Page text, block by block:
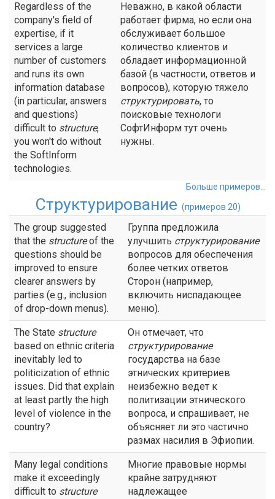
Regardless of the
company's field of
expertise, if it
services a large
number of customers
and runs its own
information database
(in particular, answers
and questions)
difficult to structure,
you won't do without
the SoftInform
technologies.
Неважно, в какой области
работает фирма, но если она
обслуживает большое
количество клиентов и
обладает информационной
базой (в частности, ответов и
вопросов), которую тяжело
структурировать, то
поисковые технологи
СофтИнформ тут очень
нужны.
Больше примеров...
Структурирование (примеров 20)
The group suggested
that the structureof the
questions should be
improved to ensure
clearer answers by
parties (e.g., inclusion
of drop-down menus).
Группа предложила
улучшить структурирование
вопросов для обеспечения
более четких ответов
Сторон (например,
включить ниспадающее
меню).
The State structure
based on ethnic criteria
inevitably led to
politicization of ethnic
issues. Did that explain
at least partly the high
level of violence in the
country?
Он отмечает, что
структурирование
государства на базе
этнических критериев
неизбежно ведет к
политизации этнического
вопроса, и спрашивает, не
объясняет ли это частично
размах насилия в Эфиопии.
Many legal conditions
make it exceedingly
difficult to structure
Многие правовые нормы
крайне затрудняют
надлежащее